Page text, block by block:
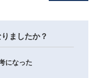
ましたか？
になった